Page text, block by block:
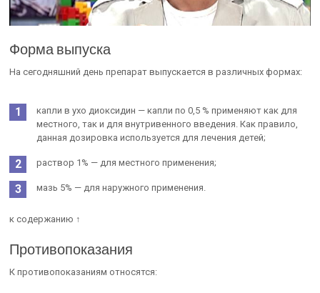
Форма выпуска
На сегодняшний день препарат выпускается в различных формах:
капли в ухо диоксидин — капли по 0,5 % применяют как для
местного, так и для внутривенного введения. Как правило,
данная дозировка используется для лечения детей;
раствор 1% — для местного применения;
мазь 5% — для наружного применения.
к содержанию ↑
Противопоказания
К противопоказаниям относятся: